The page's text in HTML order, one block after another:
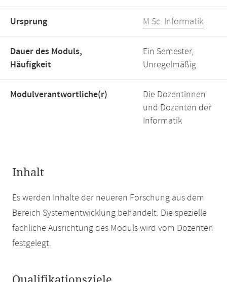
Ursprung M.Sc. Informatik
Dauer des Moduls,
Häufigkeit
Ein Semester,
Unregelmäßig
Modulverantwortliche(r)
Die Dozentinnen
und Dozenten der
Informatik
Inhalt
Es werden Inhalte der neueren Forschung aus dem
Bereich Systementwicklung behandelt. Die spezielle
fachliche Ausrichtung des Moduls wird vom Dozenten
festgelegt.